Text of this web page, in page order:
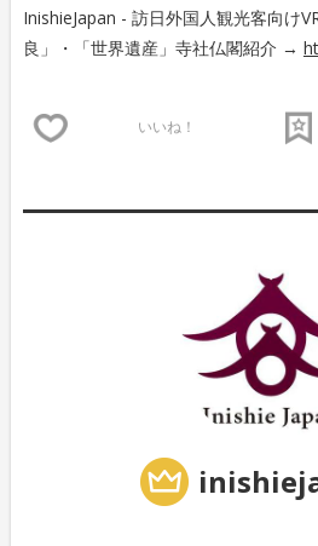
InishieJapan - 訪日外国人観光客向け
良」・「世界遺産」寺社仏閣紹介 →
いいね！